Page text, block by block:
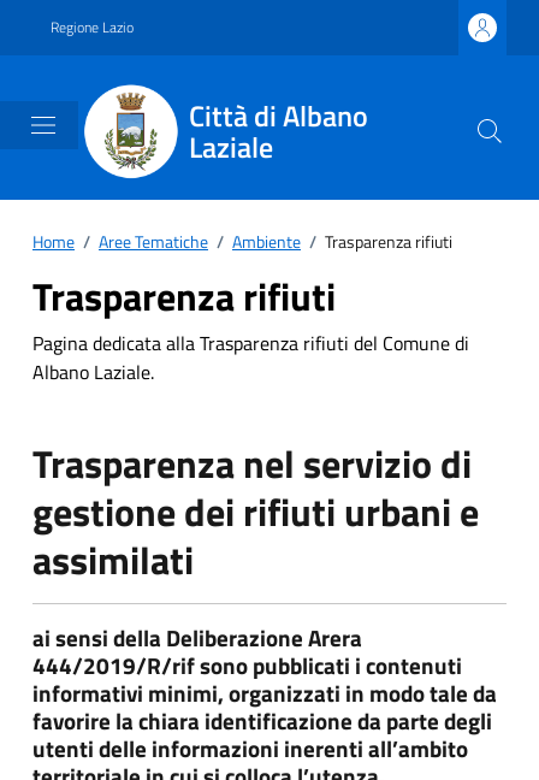
Regione Lazio
Città di Albano
Laziale
Home / Aree Tematiche / Ambiente / Trasparenza rifiuti
Trasparenza rifiuti
Pagina dedicata alla Trasparenza rifiuti del Comune di
Albano Laziale.
Trasparenza nel servizio di
gestione dei rifiuti urbani e
assimilati
ai sensi della Deliberazione Arera
444/2019/R/rif sono pubblicati i contenuti
informativi minimi, organizzati in modo tale da
favorire la chiara identificazione da parte degli
utenti delle informazioni inerenti all’ambito